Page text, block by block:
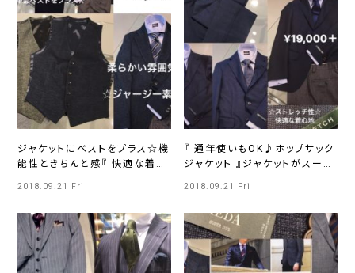
ジャケットにベストをプラス☆機
能性ときちんと感『 快適な着心
2018.09.21 Fri
『 通年使いもOK♪ホップサック
ジャケット 』ジャケットがスーツ
2018.09.21 Fri